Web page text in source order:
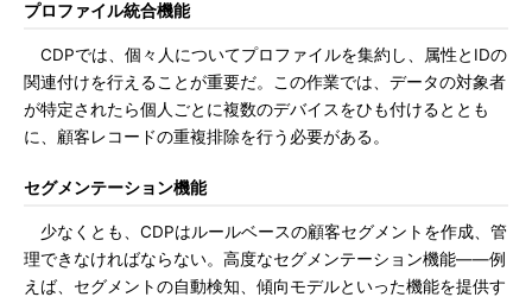
プロファイル統合機能
CDPでは、個々人についてプロファイルを集約し、属性とIDの
関連付けを行えることが重要だ。この作業では、データの対象者
が特定されたら個人ごとに複数のデバイスをひも付けるととも
に、顧客レコードの重複排除を行う必要がある。
セグメンテーション機能
少なくとも、CDPはルールベースの顧客セグメントを作成、管
理できなければならない。高度なセグメンテーション機能――例
えば、セグメントの自動検知、傾向モデルといった機能を提供す